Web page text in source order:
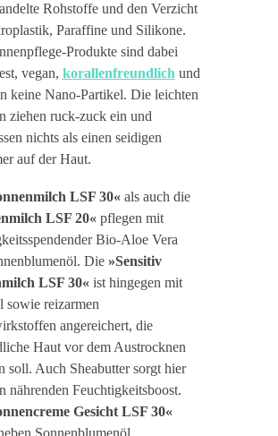
Rohstoffe und den Verzicht
Paraffine und Silikone.
Produkte sind dabei
vegan, korallenfreundlich und
keine Nano-Partikel. Die leichten
ziehen ruck-zuck ein und
nichts als einen seidigen
auf der Haut.
LSF 30«als auch die
LSF 20«pflegen mit
Bio-Aloe Vera
Die »Sensitiv
LSF 30«ist hingegen mit
sowie reizarmen
angereichert, die
Haut vor dem Austrocknen
soll. Auch Sheabutter sorgt hier
nährenden Feuchtigkeitsboost.
Gesicht LSF 30«